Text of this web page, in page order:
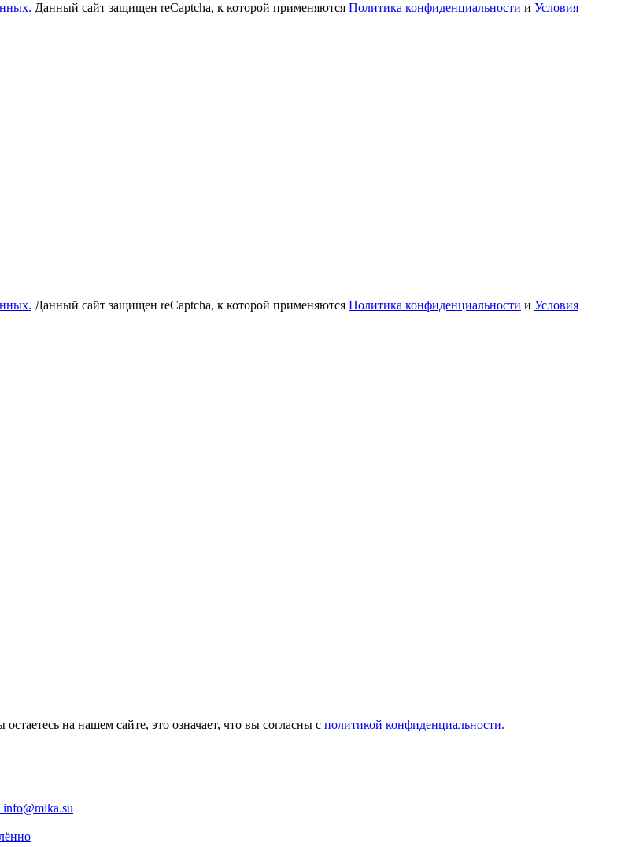
Данный сайт защищен reCaptcha, к которой применяются Политика конфиденциальности и Условия
Данный сайт защищен reCaptcha, к которой применяются Политика конфиденциальности и Условия
на нашем сайте, это означает, что вы согласны с политикой конфиденциальности.
info@mika.su